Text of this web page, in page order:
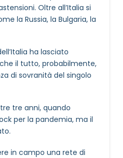
Oltre all’Italia si
la Russia, la Bulgaria, la
ha lasciato
il tutto, probabilmente,
di sovranità del singolo
tre anni, quando
per la pandemia, ma il
in campo una rete di